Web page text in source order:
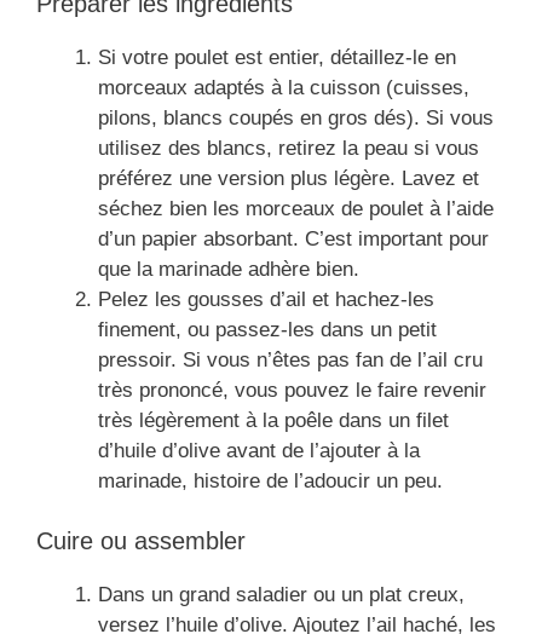
Si votre poulet est entier, détaillez-le en
morceaux adaptés à la cuisson (cuisses,
pilons, blancs coupés en gros dés). Si vous
utilisez des blancs, retirez la peau si vous
préférez une version plus légère. Lavez et
séchez bien les morceaux de poulet à l’aide
d’un papier absorbant. C’est important pour
que la marinade adhère bien.
Pelez les gousses d’ail et hachez-les
finement, ou passez-les dans un petit
pressoir. Si vous n’êtes pas fan de l’ail cru
très prononcé, vous pouvez le faire revenir
très légèrement à la poêle dans un filet
d’huile d’olive avant de l’ajouter à la
marinade, histoire de l’adoucir un peu.
Cuire ou assembler
Dans un grand saladier ou un plat creux,
versez l’huile d’olive. Ajoutez l’ail haché, les